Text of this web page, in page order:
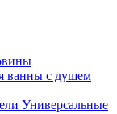
ванны с душем
Универсальные